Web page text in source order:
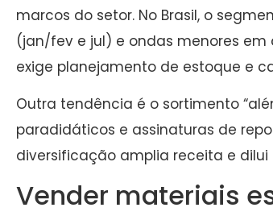
marcos do setor. No Brasil, o
(jan/fev e jul) e ondas menores em
exige planejamento de estoque e
Outra tendência é o sortimento
paradidáticos e assinaturas de
diversificação amplia receita e
Vender materiais